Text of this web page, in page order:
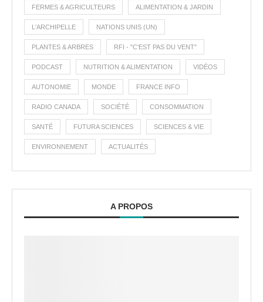
FERMES & AGRICULTEURS ALIMENTATION & JARDIN
L'ARCHIPELLE NATIONS UNIS (UN)
PLANTES & ARBRES RFI - "C'EST PAS DU VENT"
PODCAST NUTRITION & ALIMENTATION VIDÉOS
AUTONOMIE MONDE FRANCE INFO
RADIO CANADA SOCIÉTÉ CONSOMMATION
SANTÉ FUTURA SCIENCES SCIENCES & VIE
ENVIRONNEMENT ACTUALITÉS
A PROPOS